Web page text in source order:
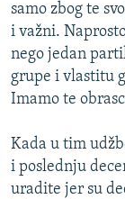
samo zbog te
i važni.
nego jedan
grupe i vlastitu
Imamo te
Kada u tim
i poslednju
uradite jer su